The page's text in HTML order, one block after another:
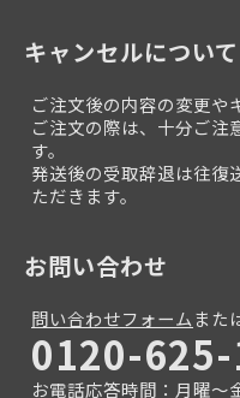
キャンセルについて
ご注文後の内容の変更や
ご注文の際は、十分ご注
す。
発送後の受取辞退は往復
ただきます。
お問い合わせ
問い合わせフォームまた
0120-
お電話応答時間：月曜～